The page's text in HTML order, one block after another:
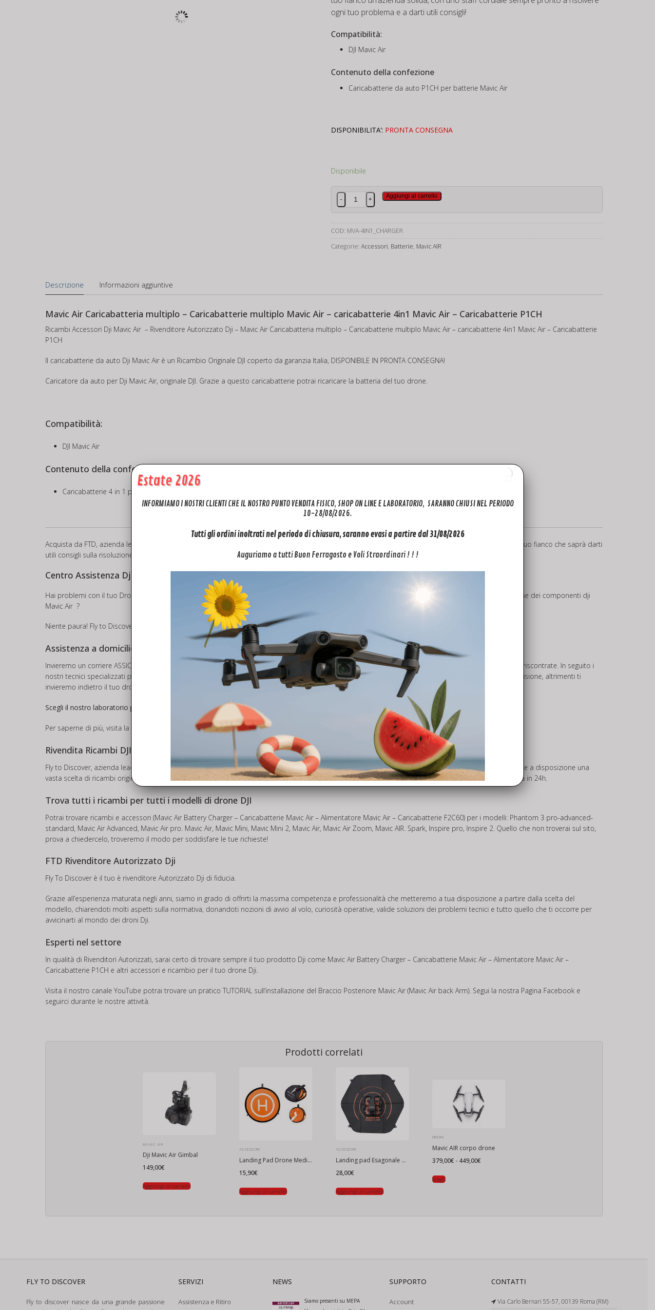
ogni tuo problema e a darti utili consigli!
Compatibilità:
DJI Mavic Air
Contenuto della confezione
Caricabatterie da auto P1CH per batterie Mavic Air
DISPONIBILITA’: PRONTA CONSEGNA
Disponibile
Dji
Mavic
Caricabatteria
multiplo
quantità
- +
Aggiungi al carrello
COD: MVA-4IN1_CHARGER
Categorie: Accessori, Batterie, Mavic AIR
Descrizione Informazioni aggiuntive
Mavic Air Caricabatteria multiplo – Caricabatterie multiplo Mavic Air – caricabatterie 4in1 Mavic Air – Caricabatterie P1CH
Ricambi Accessori Dji Mavic Air – Rivenditore Autorizzato Dji – Mavic Air Caricabatteria multiplo – Caricabatterie multiplo Mavic Air – caricabatterie 4in1 Mavic Air – Caricabatterie
P1CH
Il caricabatterie da auto Dji Mavic Air è un Ricambio Originale DJI coperto da garanzia Italia, DISPONIBILE IN PRONTA CONSEGNA!
Caricatore da auto per Dji Mavic Air, originale DJI. Grazie a questo caricabatterie potrai ricaricare la batteria del tuo drone.
Compatibilità:
DJI Mavic Air
Contenuto della confezione
Caricabatterie 4 in 1 per batterie Mavic Air
Acquista da FTD, azienda leader del settore ed avrai la certezza di acquistare ricambi dji originali, già in Italia quindi in pronta consegna e un esperto al tuo fianco che saprà darti
utili consigli sulla risoluzione dei tuoi problemi tecnici o per la riparazione del tuo Mavic Air.
Centro Assistenza Dji Drone
Hai problemi con il tuo Drone o Controller e vuoi inviarcelo per assistenza, revisione o semplicemente per un controllo? Vuoi affidare a noi la sostituzione dei componenti dji
Mavic Air ?
Niente paura! Fly to Discover offre il servizio di ASSISTENZA DRONEper i marchi DJI, PARROT.
Assistenza a domicilio!
Invieremo un corriere ASSICURATO a ritirare il tuo drone/controller in seguito procederemo al controllo in laboratorio e ad identificare le problematiche riscontrate. In seguito i
nostri tecnici specializzati provvederanno ad inviarti un preventivo di spesa GRATUITO!!! Deciderai solo allora se procedere o meno alla riparazione o revisione, altrimenti ti
invieremo indietro il tuo drone.
Scegli il nostro laboratorio per la riparazione del tuo Dji Mavic Air, siamo un Centro Assistenza Dji !
Per saperne di più, visita la pagina dedicata all’assistenza tecnica per il tuo drone
Rivendita Ricambi DJI
Fly to Discover, azienda leader nel settore, oltre ad offrire un impeccabile servizio di assistenza tecnica drone per i marchi più quotati del mercato, mette a disposizione una
vasta scelta di ricambi originali DJI e Ricambi Mavic Air che potrai trovare in pronta consegna quindi disponibili da SUBITO con spedizione in tutta Europa in 24h.
Trova tutti i ricambi per tutti i modelli di drone DJI
Potrai trovare ricambi e accessori (Mavic Air Battery Charger – Caricabatterie Mavic Air – Alimentatore Mavic Air – Caricabatterie F2C60) per i modelli: Phantom 3 pro-advanced-
standard, Mavic Air Advanced, Mavic Air pro. Mavic Air, Mavic Mini, Mavic Mini 2, Mavic Air, Mavic Air Zoom, Mavic AIR. Spark, Inspire pro, Inspire 2. Quello che non troverai sul sito,
prova a chiedercelo, troveremo il modo per soddisfare le tue richieste!
FTD Rivenditore Autorizzato Dji
Fly To Discover è il tuo è rivenditore Autorizzato Dji di fiducia.
Grazie all’esperienza maturata negli anni, siamo in grado di offrirti la massima competenza e professionalità che metteremo a tua disposizione a partire dalla scelta del
modello, chiarendoti molti aspetti sulla normativa, donandoti nozioni di avvio al volo, curiosità operative, valide soluzioni dei problemi tecnici e tutto quello che ti occorre per
avvicinarti al mondo dei droni Dji.
Esperti nel settore
In qualità di Rivenditori Autorizzati, sarai certo di trovare sempre il tuo prodotto Dji come Mavic Air Battery Charger – Caricabatterie Mavic Air – Alimentatore Mavic Air –
Caricabatterie P1CH e altri accessori e ricambio per il tuo drone Dji.
Visita il nostro canale YouTube potrai trovare un pratico TUTORIAL sull’installazione del Braccio Posteriore Mavic Air (Mavic Air back Arm). Segui la nostra Pagina Facebook e
seguirci durante le nostre attività.
Prodotti correlati
MAVIC AIR
Dji Mavic Air Gimbal
149,00€
Aggiungi al carrello
ACCESSORI
Landing Pad Drone Medium-Large
15,90€
Aggiungi al carrello
ACCESSORI
Landing pad Esagonale 60cm
28,00€
Aggiungi al carrello
DRONI
Mavic AIR corpo drone
379,00€ - 449,00€Fascia
Scegli
FLY TO DISCOVER
Fly to discover nasce da una grande passione
SERVIZI
Assistenza e Ritiro
NEWS
Siamo presenti su MEPA
SUPPORTO
Account
CONTATTI
Via Carlo Bernari 55-57, 00139 Roma (RM)
Estate 2026
INFORMIAMO I NOSTRI CLIENTI CHE IL NOSTRO PUNTO VENDITA FISICO, SHOP ON LINE E LABORATORIO, SARANNO CHIUSI NEL PERIODO
10-28/08/2026.
Tutti gli ordini inoltrati nel periodo di chiusura, saranno evasi a partire dal 31/08/2026
Auguriamo a tutti Buon Ferragosto e Voli Straordinari ! ! !